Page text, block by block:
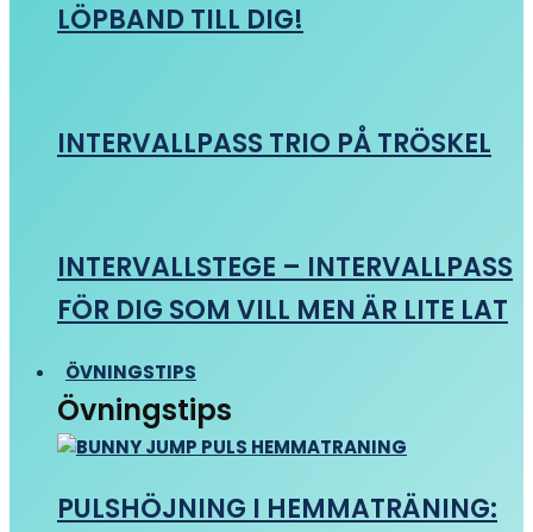
LÖPBAND TILL DIG!
INTERVALLPASS TRIO PÅ TRÖSKEL
INTERVALLSTEGE – INTERVALLPASS
FÖR DIG SOM VILL MEN ÄR LITE LAT
ÖVNINGSTIPS
Övningstips
PULSHÖJNING I HEMMATRÄNING: